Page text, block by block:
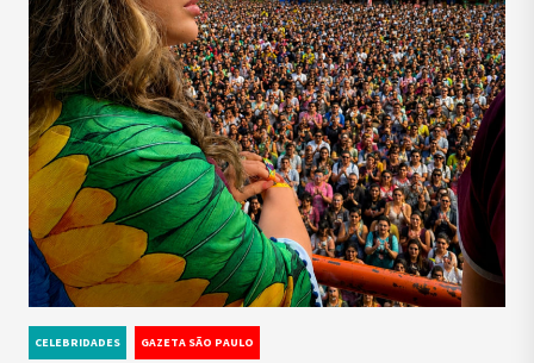
CELEBRIDADES GAZETA SÃO PAULO